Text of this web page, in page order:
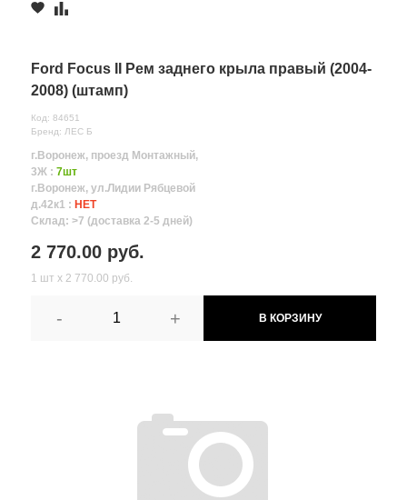
Ford Focus II Рем заднего крыла правый (2004-
2008) (штамп)
Код: 84651
Бренд: ЛЕС Б
г.Воронеж, проезд Монтажный,
3Ж : 7шт
г.Воронеж, ул.Лидии Рябцевой
д.42к1 : НЕТ
Склад: >7 (доставка 2-5 дней)
2 770.00 руб.
1 шт х 2 770.00 руб.
- + В КОРЗИНУ